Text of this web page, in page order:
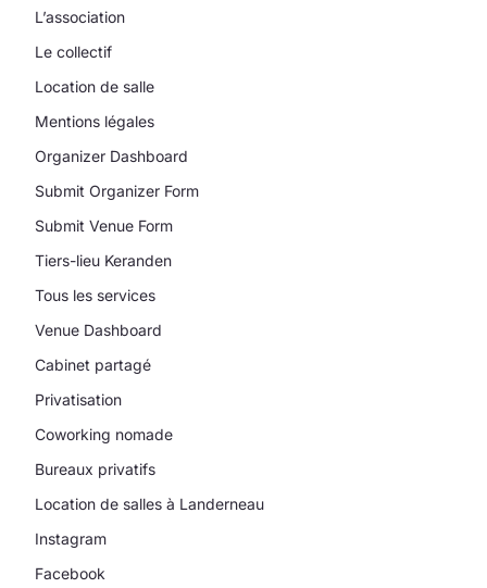
L’association
Le collectif
Location de salle
Mentions légales
Organizer Dashboard
Submit Organizer Form
Submit Venue Form
Tiers-lieu Keranden
Tous les services
Venue Dashboard
Cabinet partagé
Privatisation
Coworking nomade
Bureaux privatifs
Location de salles à Landerneau
Instagram
Facebook